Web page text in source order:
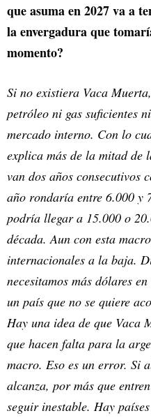
que asuma en 2027 va a
la envergadura que
momento?
Si no existiera Vaca
petróleo ni gas suficientes
mercado interno. Con lo
explica más de la mitad de
van dos años consecutivos
año rondaría entre 6.000 y
podría llegar a 15.000 o
década. Aun con esta
internacionales a la baja.
necesitamos más dólares
un país que no se quiere
Hay una idea de que Vaca
que hacen falta para la
macro. Eso es un error. Si
alcanza, por más que
seguir inestable. Hay